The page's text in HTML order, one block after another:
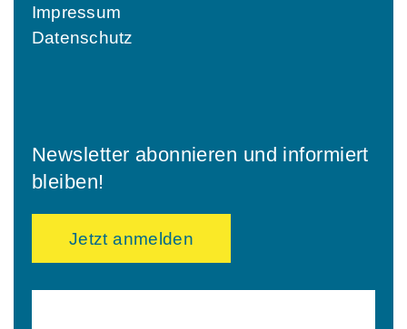
Impressum
Datenschutz
Newsletter abonnieren und informiert
bleiben!
Jetzt anmelden